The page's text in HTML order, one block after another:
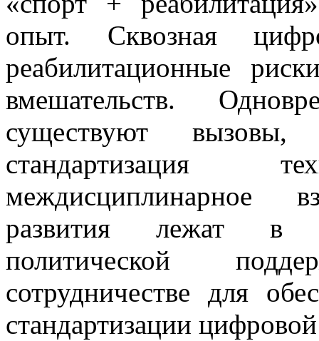
опыт. Сквозная
реабилитационные
вмешательств.
существуют вызовы,
стандартизация
междисциплинарное
развития лежат в
политической
сотрудничестве для
стандартизации